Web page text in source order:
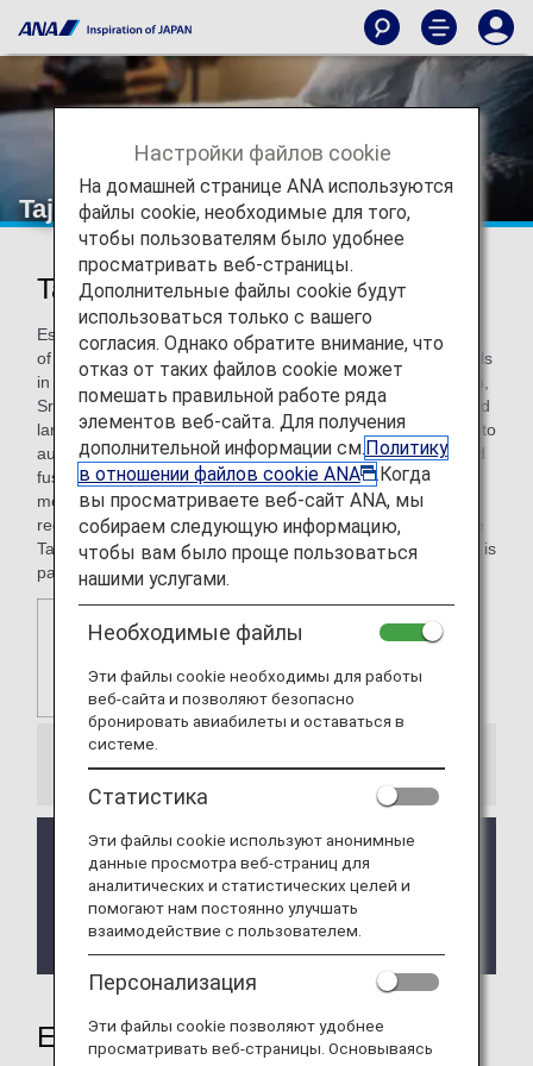
Taj Hotels Resorts and Palaces
Taj Hotels Resorts and Palaces
Established in 1903, Taj Hotels Resorts and Palaces is one
of Asia's largest and finest group of hotels, comprising hotels
in India, the Maldives, Malaysia, Australia, UK, USA, Bhutan,
Sri Lanka, Africa and the Middle East. From world-renowned
landmarks to modern business hotels, idyllic beach resorts to
authentic Grand Palaces, each Taj hotel offers an unrivalled
fusion of warm Indian hospitality, world-class service and
modern luxury. The Taj, a symbol of Indian hospitality, has
recently completed the centenary of its landmark hotel, The
Taj Mahal Palace, Mumbai. Taj Hotels Resorts and Palaces is
part of the Tata Group, India's premier business house.
Information
The service is currently temporarily suspended.
We apologize for any inconvenience this may
cause.
It will be announced on this page when service has
resumed.
Earning Miles
Настройки файлов cookie
На домашней странице ANA используются
файлы cookie, необходимые для того,
чтобы пользователям было удобнее
просматривать веб-страницы.
Дополнительные файлы cookie будут
использоваться только с вашего
согласия. Однако обратите внимание, что
отказ от таких файлов cookie может
помешать правильной работе ряда
элементов веб-сайта. Для получения
дополнительной информации см.Политику
в отношении файлов cookie ANA
.Когда
вы просматриваете веб-сайт ANA, мы
собираем следующую информацию,
чтобы вам было проще пользоваться
нашими услугами.
Необходимые файлы
Эти файлы cookie необходимы для работы
веб-сайта и позволяют безопасно
бронировать авиабилеты и оставаться в
системе.
Статистика
Эти файлы cookie используют анонимные
данные просмотра веб-страниц для
аналитических и статистических целей и
помогают нам постоянно улучшать
взаимодействие с пользователем.
Персонализация
Эти файлы cookie позволяют удобнее
просматривать веб-страницы. Основываясь